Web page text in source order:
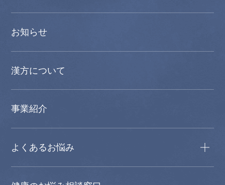
お知らせ
漢方について
事業紹介
よくあるお悩み